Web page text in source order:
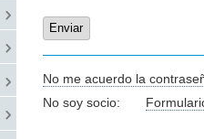
No me acuerdo la
No soy socio: